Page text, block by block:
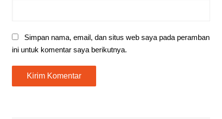
Simpan nama, email, dan situs web saya pada peramban
ini untuk komentar saya berikutnya.